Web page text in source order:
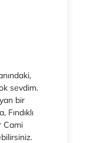
sevdim.
bir
Cami